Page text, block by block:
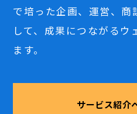
で培った企画、運営、商
して、成果につながるウ
ます。
サービス紹介